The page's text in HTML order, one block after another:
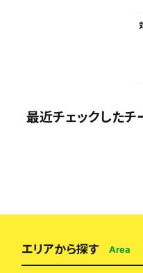
最近チェックしたチ
エリアから探す Area